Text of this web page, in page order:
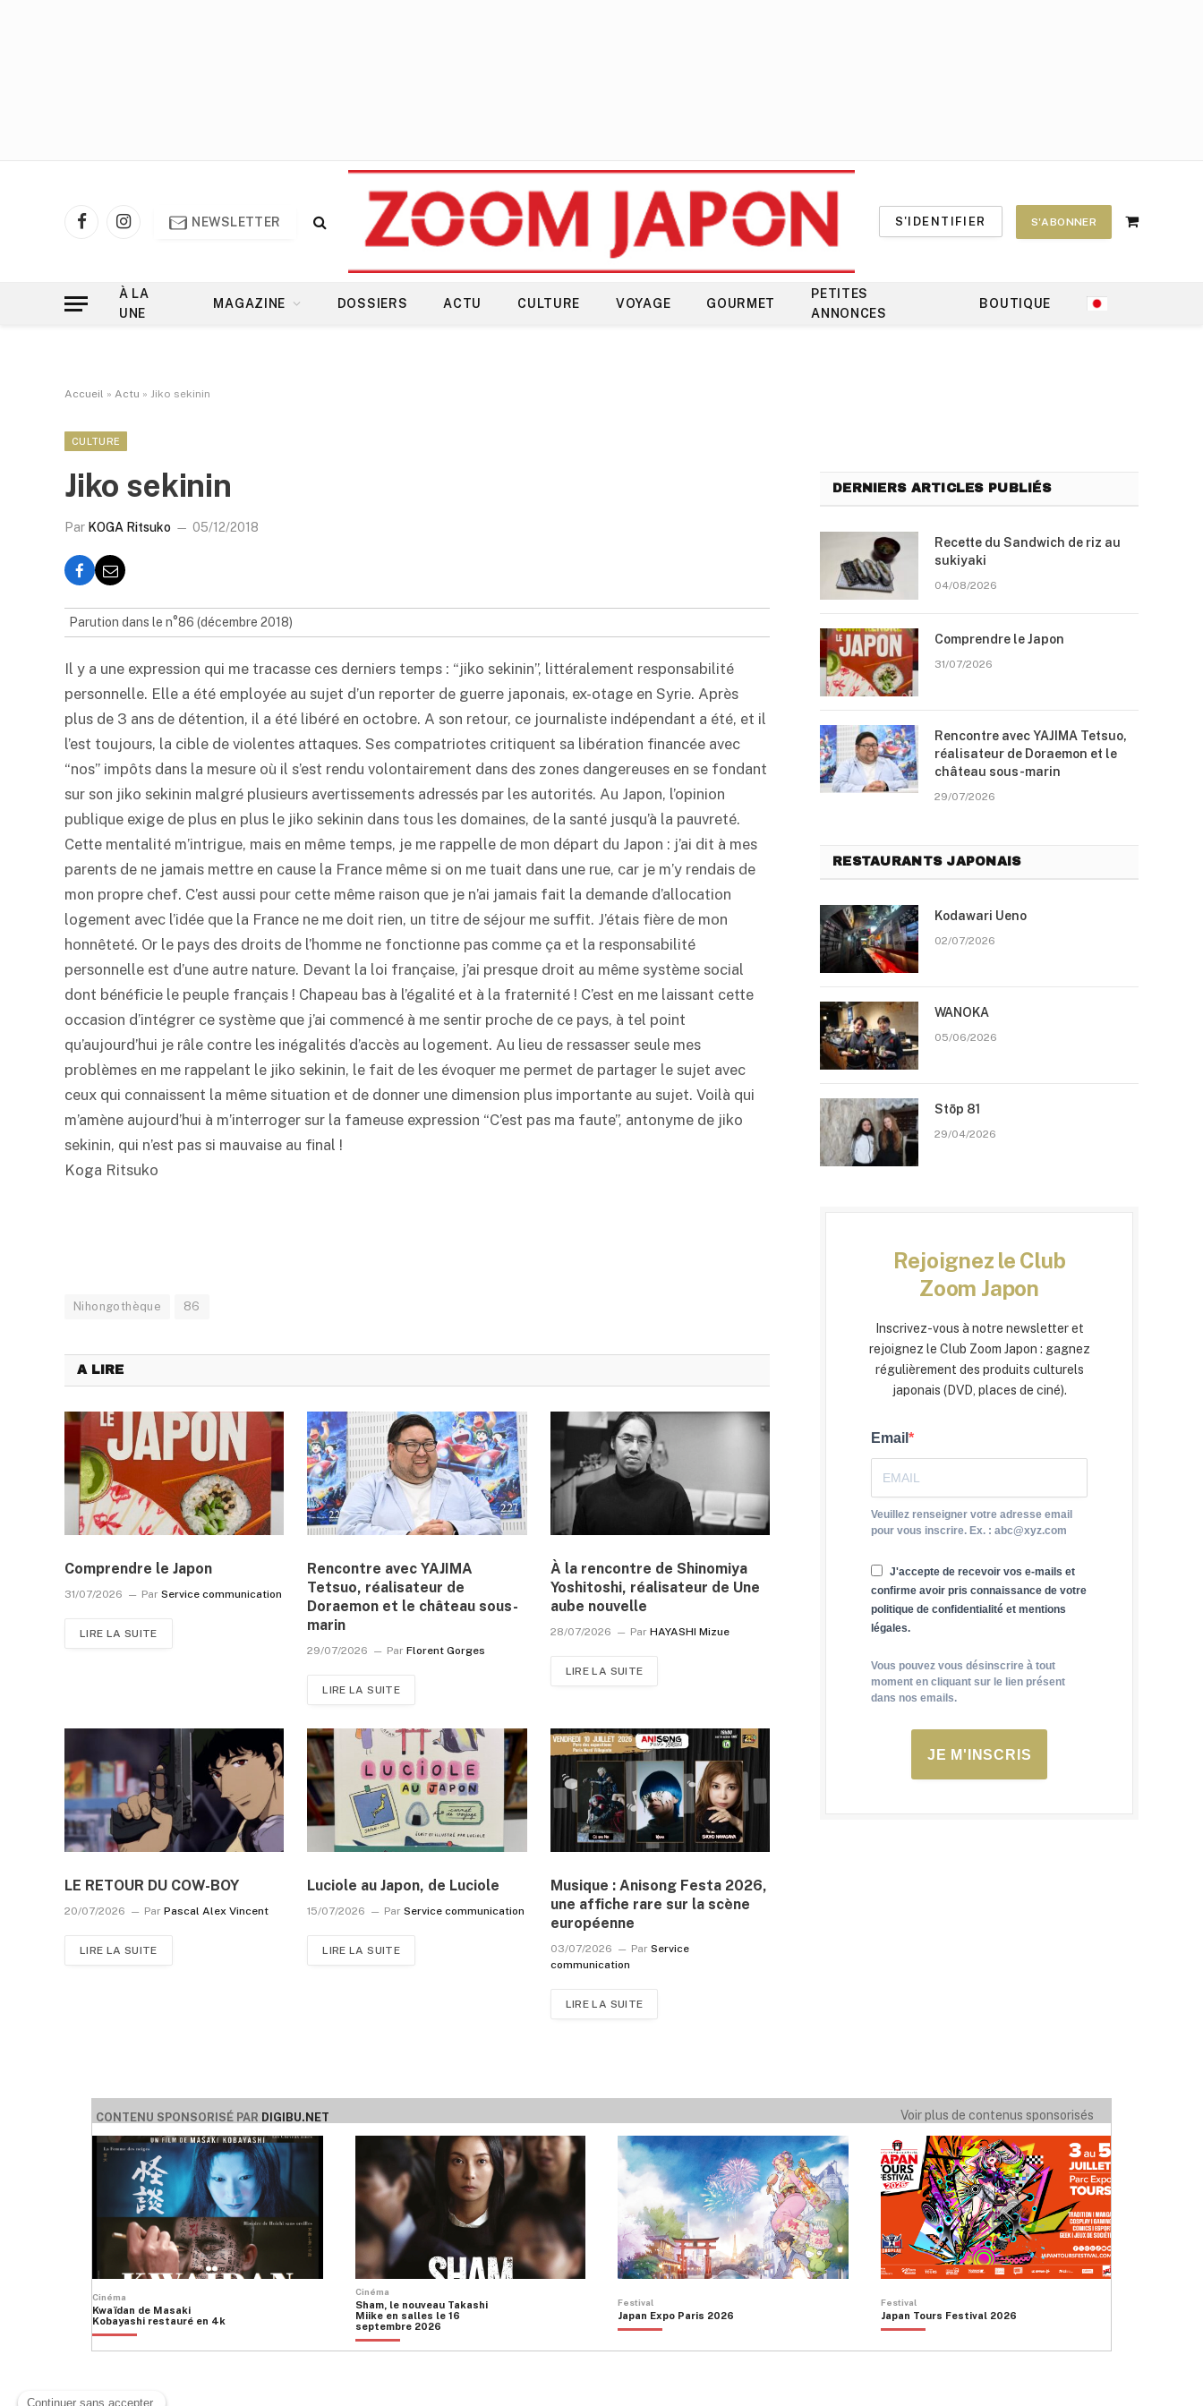
FacebookInstagram
NEWSLETTER S'IDENTIFIER S'ABONNER
Shopping
À LA
UNE
MAGAZINE DOSSIERS ACTU CULTURE VOYAGE GOURMET
PETITES
ANNONCES
BOUTIQUE
Accueil » Actu » Jiko sekinin
CULTURE
Jiko sekinin
Par KOGA Ritsuko 05/12/2018
Parution dans le n°86 (décembre 2018)
Il y a une expression qui me tracasse ces derniers temps : “jiko sekinin”, littéralement responsabilité
personnelle. Elle a été employée au sujet d’un reporter de guerre japonais, ex-otage en Syrie. Après
plus de 3 ans de détention, il a été libéré en octobre. A son retour, ce journaliste indépendant a été, et il
l’est toujours, la cible de violentes attaques. Ses compatriotes critiquent sa libération financée avec
“nos” impôts dans la mesure où il s’est rendu volontairement dans des zones dangereuses en se fondant
sur son jiko sekinin malgré plusieurs avertissements adressés par les autorités. Au Japon, l’opinion
publique exige de plus en plus le jiko sekinin dans tous les domaines, de la santé jusqu’à la pauvreté.
Cette mentalité m’intrigue, mais en même temps, je me rappelle de mon départ du Japon : j’ai dit à mes
parents de ne jamais mettre en cause la France même si on me tuait dans une rue, car je m’y rendais de
mon propre chef. C’est aussi pour cette même raison que je n’ai jamais fait la demande d’allocation
logement avec l’idée que la France ne me doit rien, un titre de séjour me suffit. J’étais fière de mon
honnêteté. Or le pays des droits de l’homme ne fonctionne pas comme ça et la responsabilité
personnelle est d’une autre nature. Devant la loi française, j’ai presque droit au même système social
dont bénéficie le peuple français ! Chapeau bas à l’égalité et à la fraternité ! C’est en me laissant cette
occasion d’intégrer ce système que j’ai commencé à me sentir proche de ce pays, à tel point
qu’aujourd’hui je râle contre les inégalités d’accès au logement. Au lieu de ressasser seule mes
problèmes en me rappelant le jiko sekinin, le fait de les évoquer me permet de partager le sujet avec
ceux qui connaissent la même situation et de donner une dimension plus importante au sujet. Voilà qui
m’amène aujourd’hui à m’interroger sur la fameuse expression “C’est pas ma faute”, antonyme de jiko
sekinin, qui n’est pas si mauvaise au final !
Koga Ritsuko
Nihongothèque 86
A LIRE
Comprendre le Japon
31/07/2026 Par Service communication
LIRE LA SUITE
Rencontre avec YAJIMA
Tetsuo, réalisateur de
Doraemon et le château sous-
marin
29/07/2026 Par Florent Gorges
LIRE LA SUITE
À la rencontre de Shinomiya
Yoshitoshi, réalisateur de Une
aube nouvelle
28/07/2026 Par HAYASHI Mizue
LIRE LA SUITE
LE RETOUR DU COW-BOY
20/07/2026 Par Pascal Alex Vincent
LIRE LA SUITE
Luciole au Japon, de Luciole
15/07/2026 Par Service communication
LIRE LA SUITE
Musique : Anisong Festa 2026,
une affiche rare sur la scène
européenne
03/07/2026 Par Service
communication
LIRE LA SUITE
DERNIERS ARTICLES PUBLIÉS
Recette du Sandwich de riz au
sukiyaki
04/08/2026
Comprendre le Japon
31/07/2026
Rencontre avec YAJIMA Tetsuo,
réalisateur de Doraemon et le
château sous-marin
29/07/2026
RESTAURANTS JAPONAIS
Kodawari Ueno
02/07/2026
WANOKA
05/06/2026
Stōp 81
29/04/2026
Rejoignez le Club
Zoom Japon
Inscrivez-vous à notre newsletter et
rejoignez le Club Zoom Japon : gagnez
régulièrement des produits culturels
japonais (DVD, places de ciné).
Email
Veuillez renseigner votre adresse email
pour vous inscrire. Ex. : abc@xyz.com
J'accepte de recevoir vos e-mails et
confirme avoir pris connaissance de votre
politique de confidentialité et mentions
légales.
Vous pouvez vous désinscrire à tout
moment en cliquant sur le lien présent
dans nos emails.
JE M'INSCRIS
CONTENU SPONSORISÉ PAR DIGIBU.NET Voir plus de contenus sponsorisés
Cinéma
Kwaïdan de Masaki
Kobayashi restauré en 4k
Cinéma
Sham, le nouveau Takashi
Miike en salles le 16
septembre 2026
Festival
Japan Expo Paris 2026
Festival
Japan Tours Festival 2026